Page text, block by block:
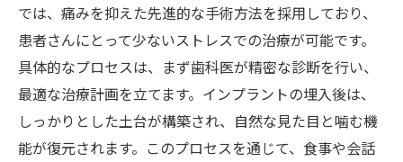
では、痛みを抑えた先進的な手術方法を採用しており、
患者さんにとって少ないストレスでの治療が可能です。
具体的なプロセスは、まず歯科医が精密な診断を行い、
最適な治療計画を立てます。インプラントの埋入後は、
しっかりとした土台が構築され、自然な見た目と噛む機
能が復元されます。このプロセスを通じて、食事や会話